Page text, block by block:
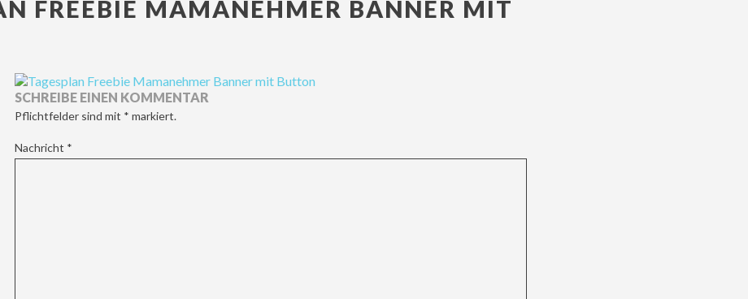
FREEBIE MAMANEHMER BANNER MIT
SCHREIBE EINEN KOMMENTAR
Pflichtfelder sind mit * markiert.
Nachricht *